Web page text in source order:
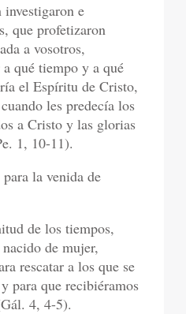
investigaron e
que profetizaron
a vosotros,
qué tiempo y a qué
el Espíritu de Cristo,
les predecía los
a Cristo y las glorias
1, 10-11).
la venida de
de los tiempos,
de mujer,
rescatar a los que se
para que recibiéramos
4, 4-5).